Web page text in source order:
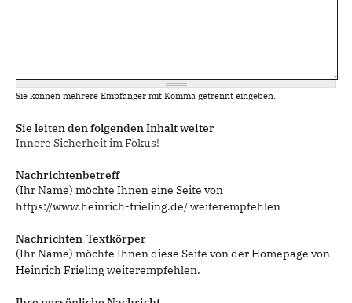
Sie können mehrere Empfänger mit Komma getrennt eingeben.
Sie leiten den folgenden Inhalt weiter
Innere Sicherheit im Fokus!
Nachrichtenbetreff
(Ihr Name) möchte Ihnen eine Seite von
https://www.heinrich-frieling.de/ weiterempfehlen
Nachrichten-Textkörper
(Ihr Name) möchte Ihnen diese Seite von der Homepage von
Heinrich Frieling weiterempfehlen.